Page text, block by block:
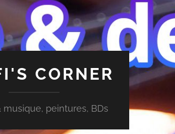
CORNER
musique, peintures, BDs